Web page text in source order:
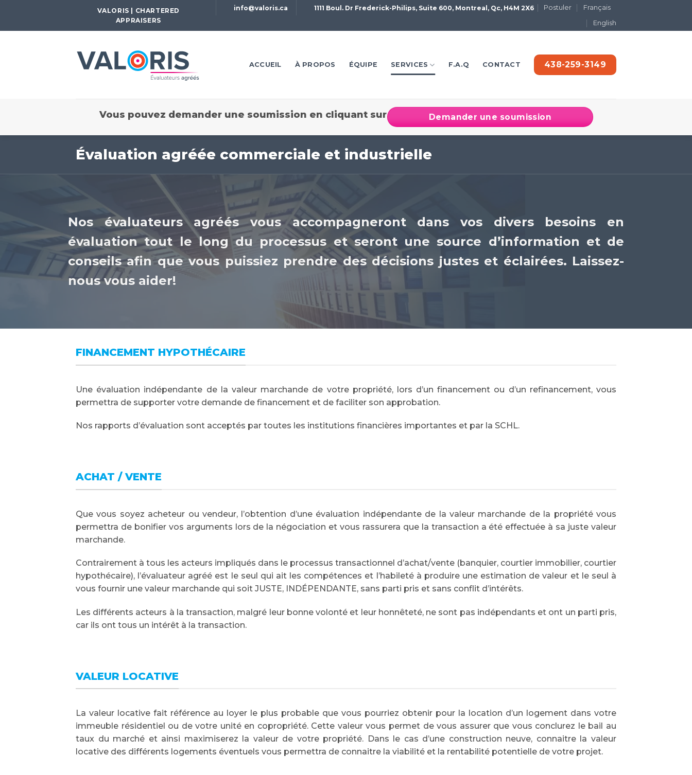
contenu
VALORIS | CHARTERED
APPRAISERS
info@valoris.ca 1111 Boul. Dr Frederick-Philips, Suite 600, Montreal, Qc, H4M 2X6 Postuler
Français
English
ACCUEIL À PROPOS ÉQUIPE SERVICES F.A.Q CONTACT 438-259-3149
Vous pouvez demander une soumission en cliquant sur Demander une soumission
Évaluation agréée commerciale et industrielle
Nos évaluateurs agréés vous accompagneront dans vos divers besoins en
évaluation tout le long du processus et seront une source d’information et de
conseils afin que vous puissiez prendre des décisions justes et éclairées. Laissez-
nous vous aider!
FINANCEMENT HYPOTHÉCAIRE
Une évaluation indépendante de la valeur marchande de votre propriété, lors d’un financement ou d’un refinancement, vous
permettra de supporter votre demande de financement et de faciliter son approbation.
Nos rapports d’évaluation sont acceptés par toutes les institutions financières importantes et par la SCHL.
ACHAT / VENTE
Que vous soyez acheteur ou vendeur, l’obtention d’une évaluation indépendante de la valeur marchande de la propriété vous
permettra de bonifier vos arguments lors de la négociation et vous rassurera que la transaction a été effectuée à sa juste valeur
marchande.
Contrairement à tous les acteurs impliqués dans le processus transactionnel d’achat/vente (banquier, courtier immobilier, courtier
hypothécaire), l’évaluateur agréé est le seul qui ait les compétences et l’habileté à produire une estimation de valeur et le seul à
vous fournir une valeur marchande qui soit JUSTE, INDÉPENDANTE, sans parti pris et sans conflit d’intérêts.
Les différents acteurs à la transaction, malgré leur bonne volonté et leur honnêteté, ne sont pas indépendants et ont un parti pris,
car ils ont tous un intérêt à la transaction.
VALEUR LOCATIVE
La valeur locative fait référence au loyer le plus probable que vous pourriez obtenir pour la location d’un logement dans votre
immeuble résidentiel ou de votre unité en copropriété. Cette valeur vous permet de vous assurer que vous conclurez le bail au
taux du marché et ainsi maximiserez la valeur de votre propriété. Dans le cas d’une construction neuve, connaitre la valeur
locative des différents logements éventuels vous permettra de connaitre la viabilité et la rentabilité potentielle de votre projet.